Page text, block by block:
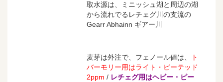
取水源は、ミニッシュ湖と周辺の湖
から流れでるレチェグ川の支流の
Gearr Abhainn ギアー川
麦芽は外注で、フェノール値は、
ト
バーモリー用はライト・ピーテッド
2ppm / レチェグ用はヘビー・ピー